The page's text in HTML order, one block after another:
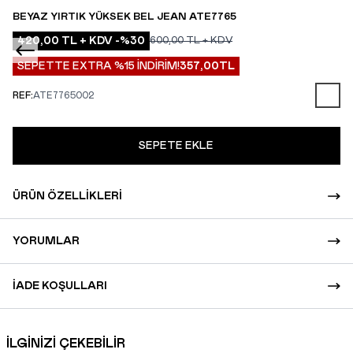
BEYAZ YIRTIK YÜKSEK BEL JEAN ATE7765
420,00 TL + KDV -%30 600,00TL + KDV
SEPETTE EXTRA %15 İNDİRİM!357,00TL
REF:ATE7765002
SEPETE EKLE
ÜRÜN ÖZELLIKLERI
YORUMLAR
İADE KOŞULLARI
İLGİNİZİ ÇEKEBİLİR